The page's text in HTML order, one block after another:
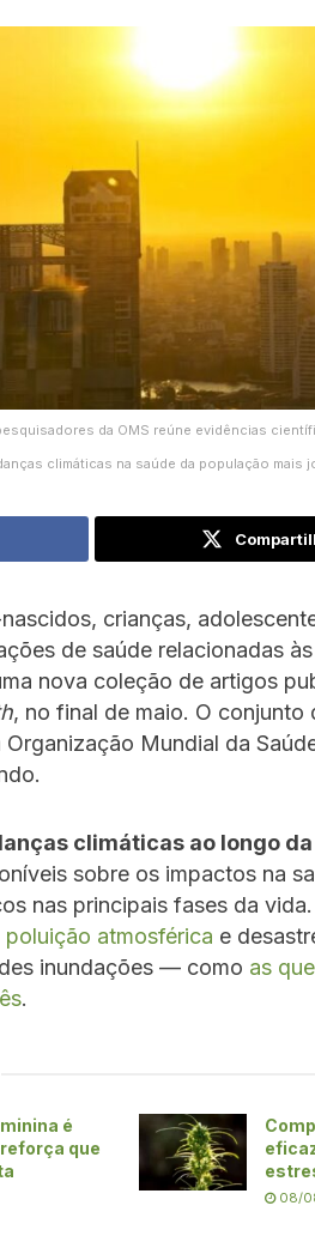
da OMS reúne evidências
climáticas na saúde da população mais
crianças,
de saúde relacionadas
nova coleção de artigos
, no final de maio. O conjunto
Mundial da
climáticas ao longo
sobre os impactos na
nas principais fases da
poluição atmosférica e
inundações — como as
.
é
que
08/